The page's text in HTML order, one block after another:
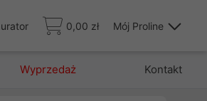
0,00 zł Mój Proline
Wyprzedaż Kontakt